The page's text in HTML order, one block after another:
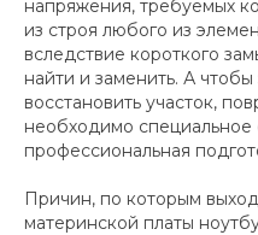
напряжения, требуемых
из строя любого из
вследствие короткого
найти и заменить. А
восстановить участок,
необходимо
профессиональная
Причин, по которым
материнской платы